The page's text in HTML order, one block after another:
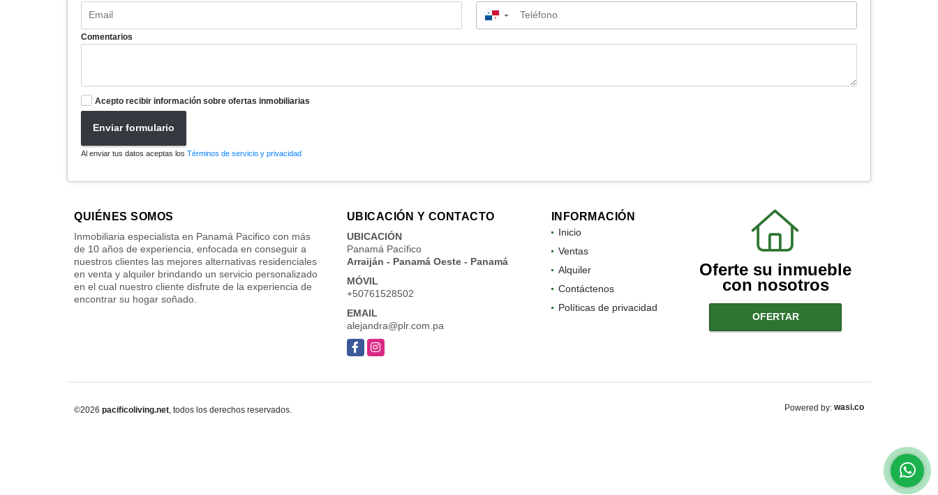
▼
Comentarios
Acepto recibir información sobre ofertas inmobiliarias
Enviar formulario
Al enviar tus datos aceptas los Términos de servicio y privacidad
QUIÉNES SOMOS
Inmobiliaria especialista en Panamá Pacifico con más
de 10 años de experiencia, enfocada en conseguir a
nuestros clientes las mejores alternativas residenciales
en venta y alquiler brindando un servicio personalizado
en el cual nuestro cliente disfrute de la experiencia de
encontrar su hogar soñado.
UBICACIÓN Y CONTACTO
UBICACIÓN
Panamá Pacífico
Arraiján - Panamá Oeste - Panamá
MÓVIL
+50761528502
EMAIL
alejandra@plr.com.pa
FacebookInstagram
INFORMACIÓN
Inicio
Ventas
Alquiler
Contáctenos
Políticas de privacidad
Oferte su inmueble
con nosotros
OFERTAR
©2026 pacificoliving.net, todos los derechos reservados. Powered by: wasi.co